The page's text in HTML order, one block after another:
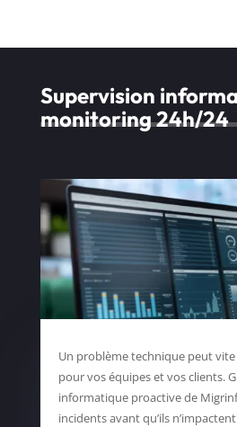
Supervision
monitoring 24h/24
Un problème technique peut
pour vos équipes et vos clients.
informatique proactive de
incidents avant qu’ils